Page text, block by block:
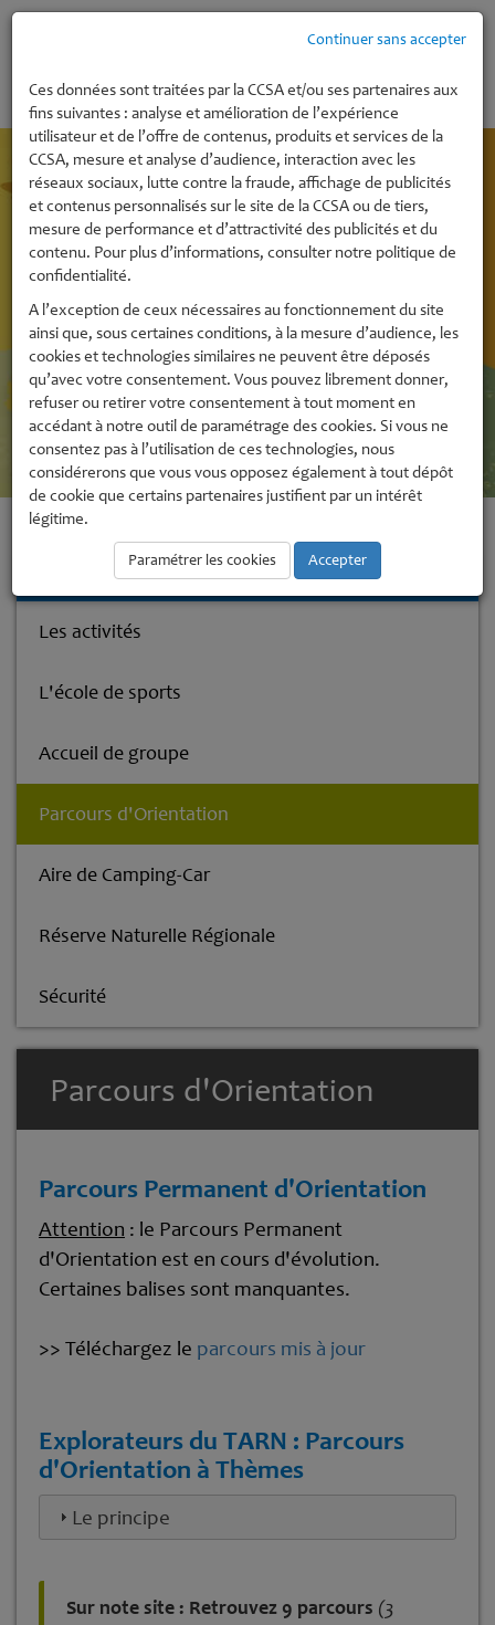
MENU
Accueil Base de Loisirs
Base de Loisirs
Les activités
L'école de sports
Accueil de groupe
Parcours d'Orientation
Aire de Camping-Car
Réserve Naturelle Régionale
Sécurité
Parcours d'Orientation
Parcours Permanent d'Orientation
Attention : le Parcours Permanent
d'Orientation est en cours d'évolution.
Certaines balises sont manquantes.
>> Téléchargez le parcours mis à jour
Explorateurs du TARN : Parcours
d'Orientation à Thèmes
Le principe
Sur note site : Retrouvez 9 parcours (3
Continuer sans accepter
Ces données sont traitées par la CCSA et/ou ses partenaires aux
fins suivantes : analyse et amélioration de l’expérience
utilisateur et de l’offre de contenus, produits et services de la
CCSA, mesure et analyse d’audience, interaction avec les
réseaux sociaux, lutte contre la fraude, affichage de publicités
et contenus personnalisés sur le site de la CCSA ou de tiers,
mesure de performance et d’attractivité des publicités et du
contenu. Pour plus d’informations, consulter notre politique de
confidentialité.
A l’exception de ceux nécessaires au fonctionnement du site
ainsi que, sous certaines conditions, à la mesure d’audience, les
cookies et technologies similaires ne peuvent être déposés
qu’avec votre consentement. Vous pouvez librement donner,
refuser ou retirer votre consentement à tout moment en
accédant à notre outil de paramétrage des cookies. Si vous ne
consentez pas à l’utilisation de ces technologies, nous
considérerons que vous vous opposez également à tout dépôt
de cookie que certains partenaires justifient par un intérêt
légitime.
Paramétrer les cookies Accepter